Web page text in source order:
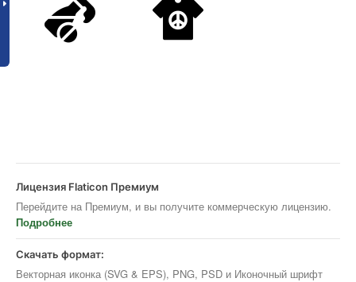
Лицензия Flaticon Премиум
Перейдите на Премиум, и вы получите коммерческую лицензию.
Подробнее
Скачать формат:
Векторная иконка (SVG & EPS), PNG, PSD и Иконочный шрифт